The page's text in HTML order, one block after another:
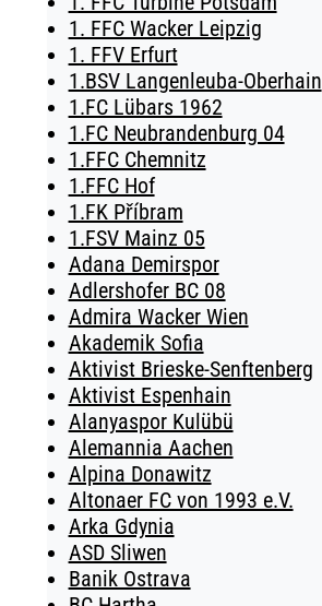
1. FFC Wacker Leipzig
1. FFV Erfurt
1.BSV Langenleuba-Oberhain
1.FC Lübars 1962
1.FC Neubrandenburg 04
1.FFC Chemnitz
1.FFC Hof
1.FK Příbram
1.FSV Mainz 05
Adana Demirspor
Adlershofer BC 08
Admira Wacker Wien
Akademik Sofia
Aktivist Brieske-Senftenberg
Aktivist Espenhain
Alanyaspor Kulübü
Alemannia Aachen
Alpina Donawitz
Altonaer FC von 1993 e.V.
Arka Gdynia
ASD Sliwen
Banik Ostrava